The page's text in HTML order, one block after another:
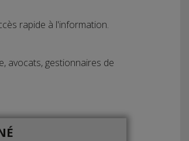
rapide à l'information.
avocats, gestionnaires de